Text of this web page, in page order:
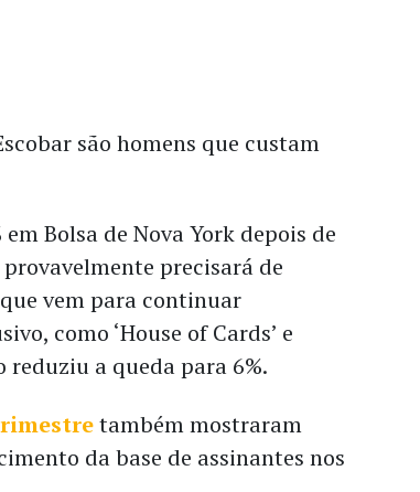
são homens que custam
Bolsa de Nova York depois de
precisará de
vem para continuar
como ‘House of Cards’ e
reduziu a queda para 6%.
também mostraram
da base de assinantes nos